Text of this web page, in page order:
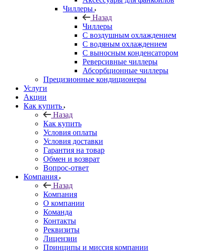
Чиллеры
Назад
Чиллеры
С воздушным охлаждением
С водяным охлаждением
С выносным конденсатором
Реверсивные чиллеры
Абсорбционные чиллеры
Прецизионные кондиционеры
Услуги
Акции
Как купить
Назад
Как купить
Условия оплаты
Условия доставки
Гарантия на товар
Обмен и возврат
Вопрос-ответ
Компания
Назад
Компания
О компании
Команда
Контакты
Реквизиты
Лицензии
Принципы и миссия компании